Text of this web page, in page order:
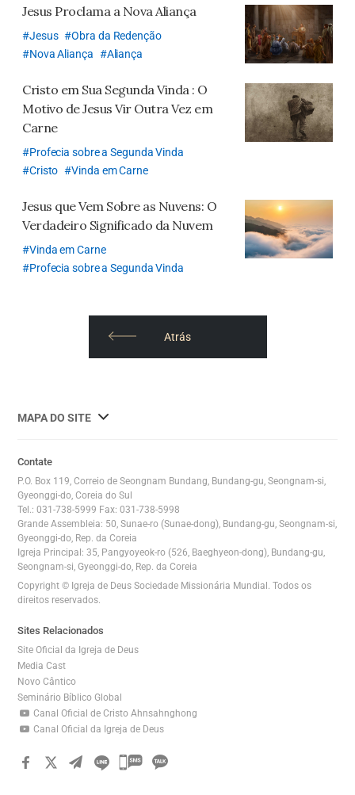
Jesus Proclama a Nova Aliança
Jesus
Obra da Redenção
Nova Aliança
Aliança
Cristo em Sua Segunda Vinda : O
Motivo de Jesus Vir Outra Vez em
Carne
Profecia sobre a Segunda Vinda
Cristo
Vinda em Carne
Jesus que Vem Sobre as Nuvens: O
Verdadeiro Significado da Nuvem
Vinda em Carne
Profecia sobre a Segunda Vinda
Atrás
MAPA DO SITE 사
전
체
보
기
Contate
P.O. Box 119, Correio de Seongnam Bundang, Bundang-gu, Seongnam-si,
Gyeonggi-do, Coreia do Sul
Tel.: 031-738-5999 Fax: 031-738-5998
Grande Assembleia: 50, Sunae-ro (Sunae-dong), Bundang-gu, Seongnam-si,
Gyeonggi-do, Rep. da Coreia
Igreja Principal: 35, Pangyoyeok-ro (526, Baeghyeon-dong), Bundang-gu,
Seongnam-si, Gyeonggi-do, Rep. da Coreia
Copyright © Igreja de Deus Sociedade Missionária Mundial. Todos os
direitos reservados.
Sites Relacionados
Site Oficial da Igreja de Deus
Media Cast
Novo Cântico
Seminário Bíblico Global
Canal Oficial de Cristo Ahnsahnghong
Canal Oficial da Igreja de Deus
카